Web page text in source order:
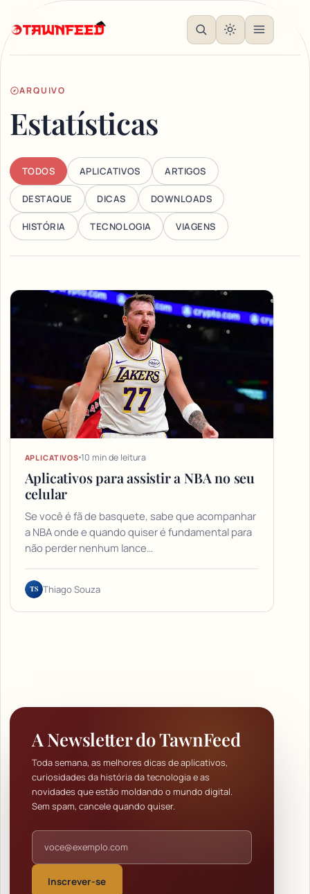
ARQUIVO
Estatísticas
TODOS APLICATIVOS ARTIGOS
DESTAQUE DICAS DOWNLOADS
HISTÓRIA TECNOLOGIA VIAGENS
Articles
APLICATIVOS 10 min de leitura
Aplicativos para assistir a NBA no seu
celular
Se você é fã de basquete, sabe que acompanhar
a NBA onde e quando quiser é fundamental para
não perder nenhum lance…
TS Thiago Souza
A Newsletter do TawnFeed
Toda semana, as melhores dicas de aplicativos,
curiosidades da história da tecnologia e as
novidades que estão moldando o mundo digital.
Sem spam, cancele quando quiser.
Endereço de e-mail
Inscrever-se